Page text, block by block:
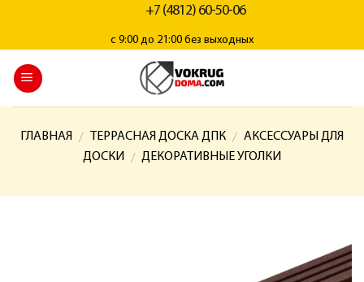
+7 (4812) 60-50-06
с 9:00 до 21:00 без выходных
ГЛАВНАЯ / ТЕРРАСНАЯ ДОСКА ДПК / АКСЕССУАРЫ ДЛЯ
ДОСКИ
/ ДЕКОРАТИВНЫЕ УГОЛКИ